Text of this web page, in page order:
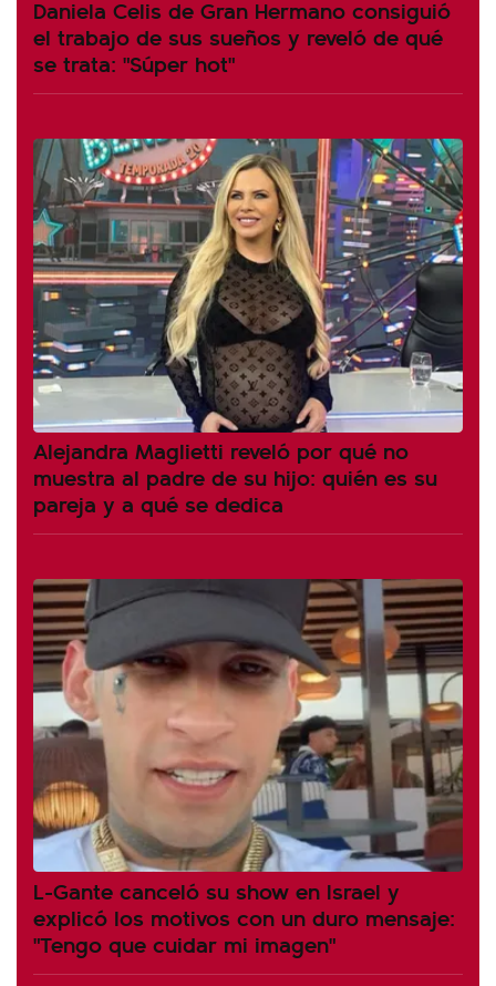
Daniela Celis de Gran Hermano consiguió
el trabajo de sus sueños y reveló de qué
se trata: "Súper hot"
Alejandra Maglietti reveló por qué no
muestra al padre de su hijo: quién es su
pareja y a qué se dedica
L-Gante canceló su show en Israel y
explicó los motivos con un duro mensaje:
"Tengo que cuidar mi imagen"